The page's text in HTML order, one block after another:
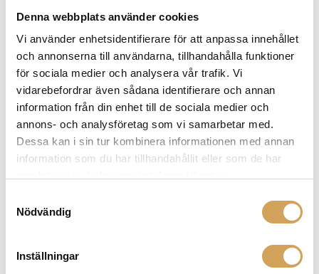
Denna webbplats använder cookies
Vi använder enhetsidentifierare för att anpassa innehållet
och annonserna till användarna, tillhandahålla funktioner
för sociala medier och analysera vår trafik. Vi
vidarebefordrar även sådana identifierare och annan
information från din enhet till de sociala medier och
annons- och analysföretag som vi samarbetar med.
Dessa kan i sin tur kombinera informationen med annan
information som du har tillhandahållit eller som de har
Nödvändig
Inställningar
Company produkter. Chord Company strävar efter att
signalöverföring för att säkerställa att du får ut det
bästa av din ljud- och visuella utrustning. Deras
sortiment av kablar omfattar högtalarkablar,
signalkablar, HDMI-kablar, strömkablar och mycket
mer. Oavsett om du vill optimera ljudet i ditt
hemmaljudsystem eller maximera bildkvaliteten i ditt
hemmabiosystem, har Chord Company kablar som
möter dina behov och levererar en förbättrad ljud- och
bildupplevelse. Scrolla ned och klicka hem
Relaterade produkter